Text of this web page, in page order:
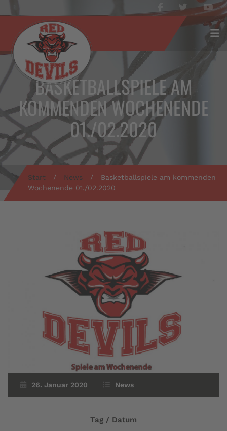
BASKETBALLSPIELE AM
KOMMENDEN WOCHENENDE
01./02.2020
Start / News /
Basketballspiele am kommenden
Wochenende 01./02.2020
26. Januar 2020 News
Tag / Datum